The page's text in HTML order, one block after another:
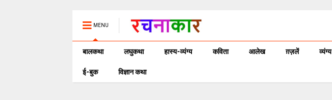
MENU
बालकथा लघुकथा हास्य-व्यंग्य कविता आलेख ग़ज़लें व्यंग्य
ई-बुक विज्ञान कथा